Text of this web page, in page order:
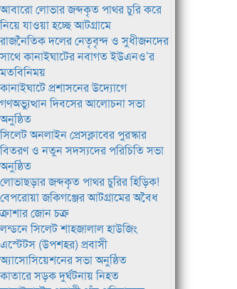
আবারো লোভার জব্দকৃত পাথর চুরি করে
নিয়ে যাওয়া হচ্ছে আটগ্রামে
রাজনৈতিক দলের নেতৃবৃন্দ ও সুধীজনদের
সাথে কানাইঘাটের নবাগত ইউএনও’র
মতবিনিময়
কানাইঘাটে প্রশাসনের উদ্যোগে
গণঅভ্যুত্থান দিবসের আলোচনা সভা
অনুষ্ঠিত
সিলেট অনলাইন প্রেসক্লাবের পুরস্কার
বিতরণ ও নতুন সদস্যদের পরিচিতি সভা
অনুষ্ঠিত
লোভাছড়ার জব্দকৃত পাথর চুরির হিড়িক!
বেপরোয়া জকিগঞ্জের আটগ্রামের অবৈধ
ক্রাশার জোন চক্র
লন্ডনে সিলেট শাহজালাল হাউজিং
এস্টেটস (উপশহর) প্রবাসী
অ্যাসোসিয়েশনের সভা অনুষ্ঠিত
কাতারে সড়ক দুর্ঘটনায় নিহত